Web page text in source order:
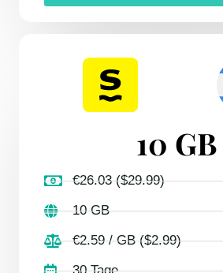
10 GB
€26.03 ($29.99)
10 GB
€2.59 / GB ($2.99)